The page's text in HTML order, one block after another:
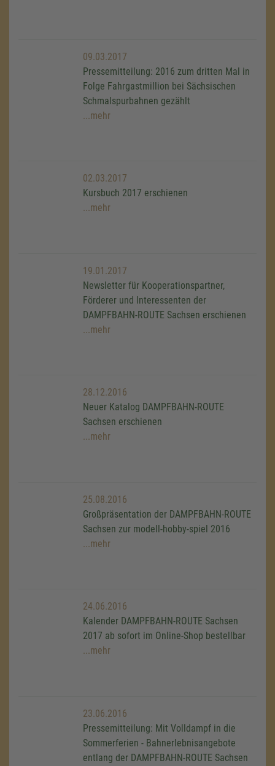
09.03.2017
Pressemitteilung: 2016 zum dritten Mal in
Folge Fahrgastmillion bei Sächsischen
Schmalspurbahnen gezählt
...mehr
02.03.2017
Kursbuch 2017 erschienen
...mehr
19.01.2017
Newsletter für Kooperationspartner,
Förderer und Interessenten der
DAMPFBAHN-ROUTE Sachsen erschienen
...mehr
28.12.2016
Neuer Katalog DAMPFBAHN-ROUTE
Sachsen erschienen
...mehr
25.08.2016
Großpräsentation der DAMPFBAHN-ROUTE
Sachsen zur modell-hobby-spiel 2016
...mehr
24.06.2016
Kalender DAMPFBAHN-ROUTE Sachsen
2017 ab sofort im Online-Shop bestellbar
...mehr
23.06.2016
Pressemitteilung: Mit Volldampf in die
Sommerferien - Bahnerlebnisangebote
entlang der DAMPFBAHN-ROUTE Sachsen